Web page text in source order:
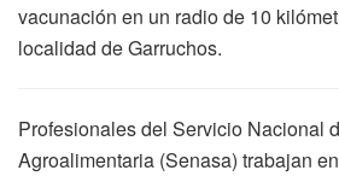
vacunación en un radio de 10
localidad de Garruchos.
Profesionales del Servicio Nacional
Agroalimentaria (Senasa) trabajan